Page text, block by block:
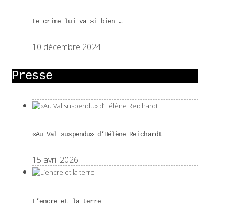
Le crime lui va si bien …
10 décembre 2024
Presse
«Au Val suspendu» d’Hélène Reichardt
15 avril 2026
L’encre et la terre